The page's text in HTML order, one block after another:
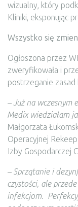
wizualny, który
Kliniki, eksponując
Wszystko się
Ogłoszona przez
zweryfikowała i
postrzeganie
– Już na
Medix wiedziałam
Małgorzata
Operacyjnej
Izby Gospodarczej
– Sprzątanie i
czystości, ale
infekcjom.